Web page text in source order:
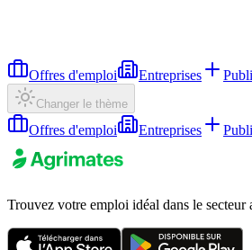
Offres d'emploi Entreprises
Changer le thème
Offres d'emploi Entreprises
Trouvez votre emploi idéal dans le